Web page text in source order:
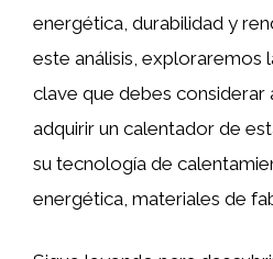
energética, durabilidad y
este análisis, exploraremos
clave que debes considerar
adquirir un calentador de
su tecnología de
energética, materiales de